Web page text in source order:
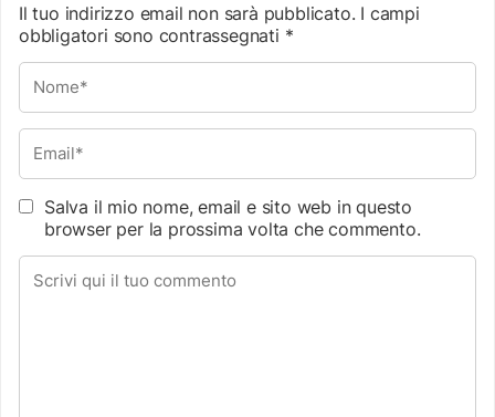
Il tuo indirizzo email non sarà pubblicato. I campi
obbligatori sono contrassegnati *
Salva il mio nome, email e sito web in questo
browser per la prossima volta che commento.